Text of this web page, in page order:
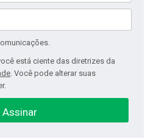
está ciente das diretrizes da
. Você pode alterar suas
Assinar